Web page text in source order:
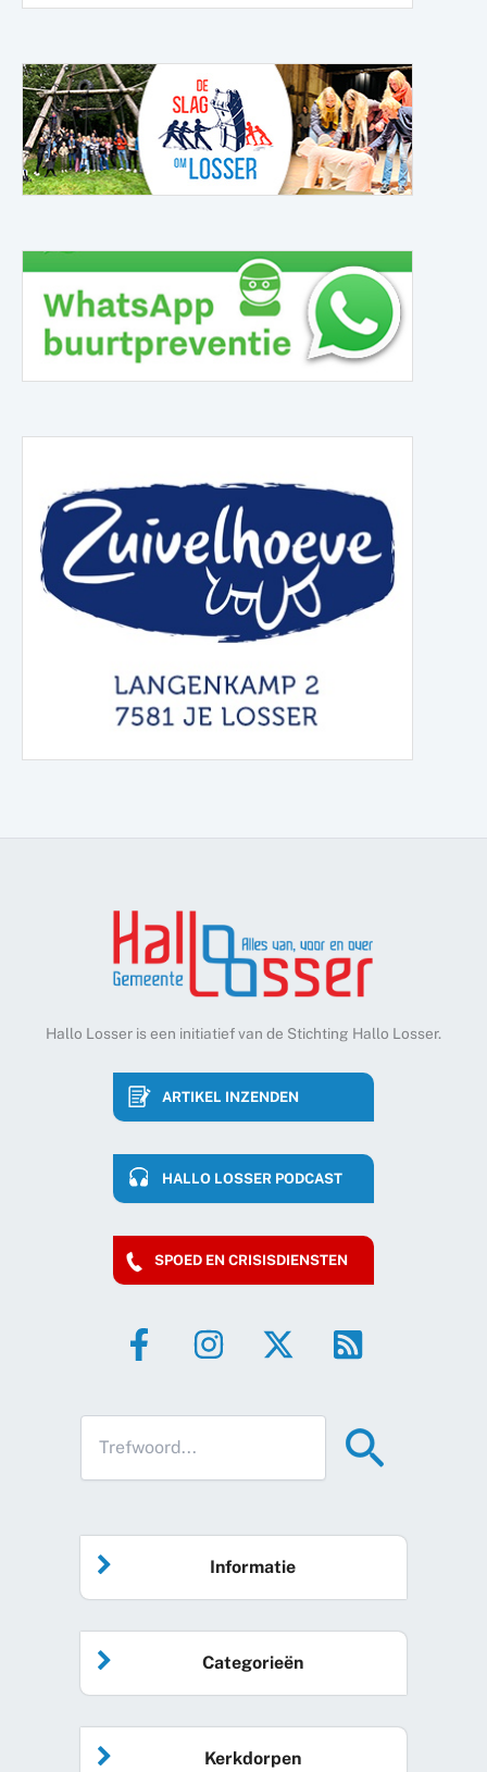
Hallo Losser is een initiatief van de Stichting Hallo Losser.
ARTIKEL INZENDEN
HALLO LOSSER PODCAST
SPOED EN CRISISDIENSTEN
Informatie
Home
Agenda
Categorieën
Algemeen nieuws
Kerkdorpen